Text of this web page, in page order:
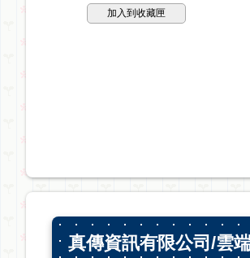
加入到收藏匣
真傳資訊有限公司/雲